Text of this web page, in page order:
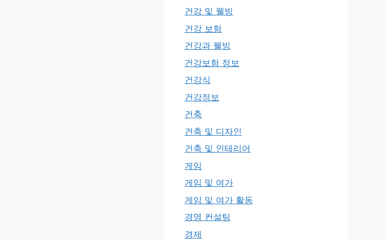
건강 및 웰빙
건강 보험
건강과 웰빙
건강보험 정보
건강식
건강정보
건축
건축 및 디자인
건축 및 인테리어
게임
게임 및 여가
게임 및 여가 활동
경영 컨설팅
경제